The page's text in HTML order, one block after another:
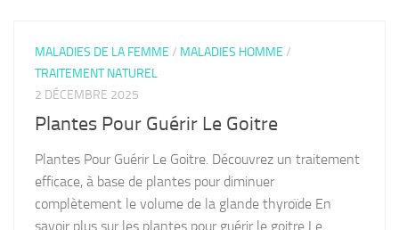
MALADIES DE LA FEMME / MALADIES HOMME /
TRAITEMENT NATUREL
2 DÉCEMBRE 2025
Plantes Pour Guérir Le Goitre
Plantes Pour Guérir Le Goitre. Découvrez un traitement
efficace, à base de plantes pour diminuer
complètement le volume de la glande thyroïde En
savoir plus sur les plantes pour guérir le goitre Le